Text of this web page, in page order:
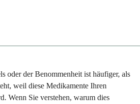
oder der Benommenheit ist häufiger, als
weil diese Medikamente Ihren
Wenn Sie verstehen, warum dies